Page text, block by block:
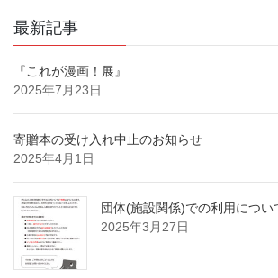
最新記事
『これが漫画！展』
2025年7月23日
寄贈本の受け入れ中止のお知らせ
2025年4月1日
団体(施設関係)での利用につい
2025年3月27日